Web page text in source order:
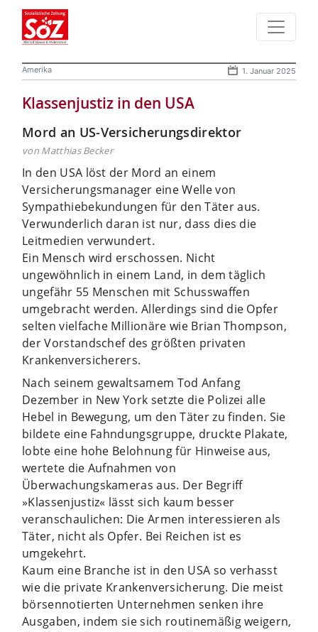
Amerika 1. Januar 2025
Klassenjustiz in den USA
Mord an US-Versicherungsdirektor
von Matthias Becker
In den USA löst der Mord an einem
Versicherungsmanager eine Welle von
Sympathiebekundungen für den Täter aus.
Verwunderlich daran ist nur, dass dies die
Leitmedien verwundert.
Ein Mensch wird erschossen. Nicht
ungewöhnlich in einem Land, in dem täglich
ungefähr 55 Menschen mit Schusswaffen
umgebracht werden. Allerdings sind die Opfer
selten vielfache Millionäre wie Brian Thompson,
der Vorstandschef des größten privaten
Krankenversicherers.
Nach seinem gewaltsamem Tod Anfang
Dezember in New York setzte die Polizei alle
Hebel in Bewegung, um den Täter zu finden. Sie
bildete eine Fahndungsgruppe, druckte Plakate,
lobte eine hohe Belohnung für Hinweise aus,
wertete die Aufnahmen von
Überwachungskameras aus. Der Begriff
»Klassenjustiz« lässt sich kaum besser
veranschaulichen: Die Armen interessieren als
Täter, nicht als Opfer. Bei Reichen ist es
umgekehrt.
Kaum eine Branche ist in den USA so verhasst
wie die private Krankenversicherung. Die meist
börsennotierten Unternehmen senken ihre
Ausgaben, indem sie sich routinemäßig weigern,